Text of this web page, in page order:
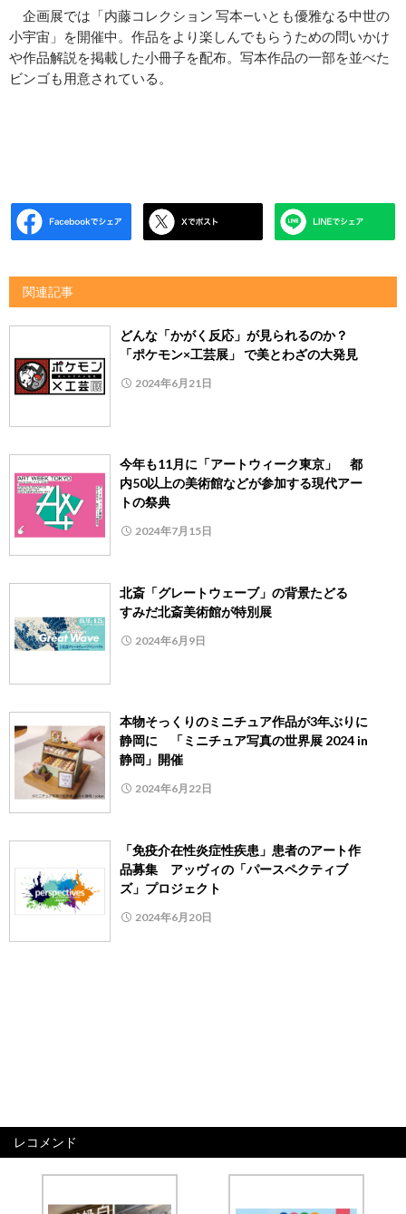
企画展では「内藤コレクション 写本―いとも優雅なる中世の
小宇宙」を開催中。作品をより楽しんでもらうための問いかけ
や作品解説を掲載した小冊子を配布。写本作品の一部を並べた
ビンゴも用意されている。
関連記事
どんな「かがく反応」が見られるのか？
「ポケモン×工芸展」 で美とわざの大発見
2024年6月21日
今年も11月に「アートウィーク東京」 都
内50以上の美術館などが参加する現代アー
トの祭典
2024年7月15日
北斎「グレートウェーブ」の背景たどる
すみだ北斎美術館が特別展
2024年6月9日
本物そっくりのミニチュア作品が3年ぶりに
静岡に 「ミニチュア写真の世界展 2024 in
静岡」開催
2024年6月22日
「免疫介在性炎症性疾患」患者のアート作
品募集 アッヴィの「パースペクティブ
ズ」プロジェクト
2024年6月20日
レコメンド